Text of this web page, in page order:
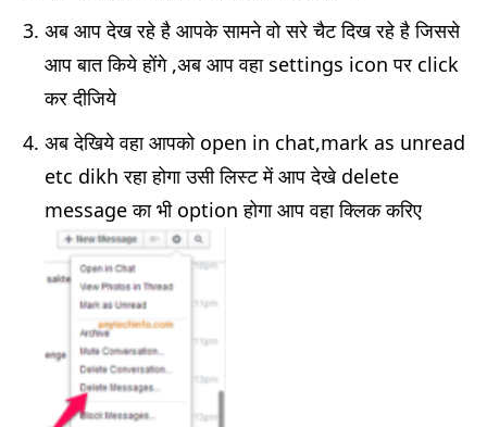
अब आप देख रहे है आपके सामने वो सरे चैट दिख रहे है जिससे
आप बात किये होंगे ,अब आप वहा settings icon पर click
कर दीजिये
अब देखिये वहा आपको open in chat,mark as unread
etc dikh रहा होगा उसी लिस्ट में आप देखे delete
message का भी option होगा आप वहा क्लिक करिए